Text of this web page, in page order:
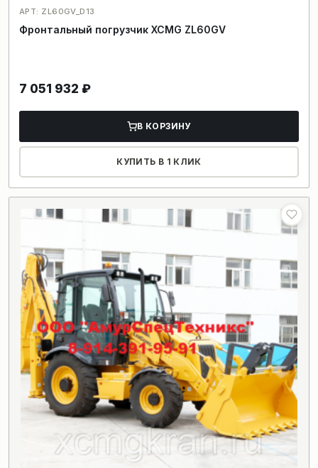
АРТ: ZL60GV_D13
Фронтальный погрузчик XCMG ZL60GV
7 051 932 ₽
В КОРЗИНУ
КУПИТЬ В 1 КЛИК